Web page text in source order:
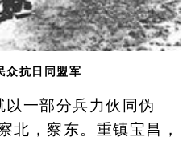
抗日同盟军
一部分兵力伙同伪
北，察东。重镇宝昌，